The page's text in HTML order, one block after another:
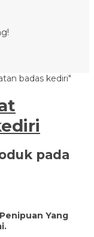
badas kediri"
pada
Yang